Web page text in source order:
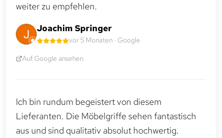
weiter zu empfehlen.
Joachim Springer
vor 5 Monaten · Google
Auf Google ansehen
Ich bin rundum begeistert von diesem
Lieferanten. Die Möbelgriffe sehen fantastisch
aus und sind qualitativ absolut hochwertig.